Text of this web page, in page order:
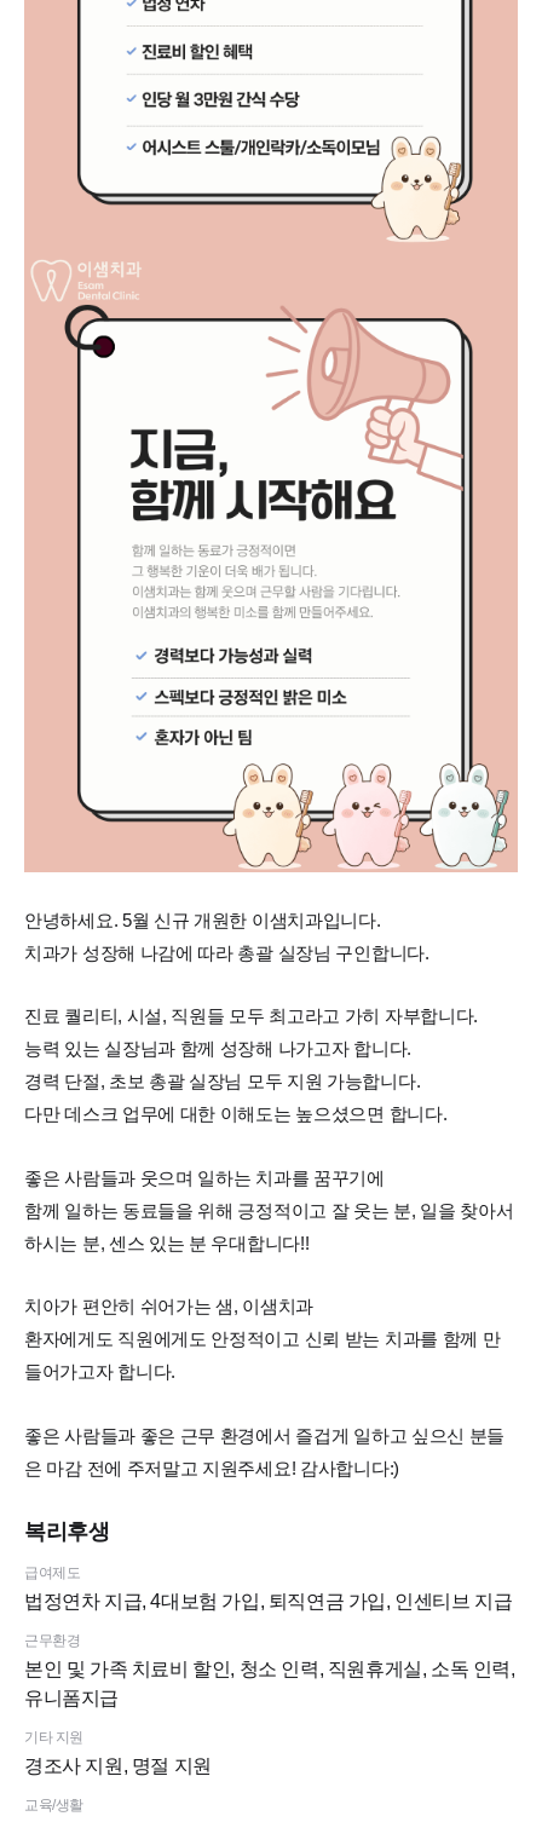
안녕하세요. 5월 신규 개원한 이샘치과입니다.
치과가 성장해 나감에 따라 총괄 실장님 구인합니다.
진료 퀄리티, 시설, 직원들 모두 최고라고 가히 자부합니다.
능력 있는 실장님과 함께 성장해 나가고자 합니다.
경력 단절, 초보 총괄 실장님 모두 지원 가능합니다.
다만 데스크 업무에 대한 이해도는 높으셨으면 합니다.
좋은 사람들과 웃으며 일하는 치과를 꿈꾸기에
함께 일하는 동료들을 위해 긍정적이고 잘 웃는 분, 일을 찾아서
하시는 분, 센스 있는 분 우대합니다!!
치아가 편안히 쉬어가는 샘, 이샘치과
환자에게도 직원에게도 안정적이고 신뢰 받는 치과를 함께 만
들어가고자 합니다.
좋은 사람들과 좋은 근무 환경에서 즐겁게 일하고 싶으신 분들
은 마감 전에 주저말고 지원주세요! 감사합니다:)
복리후생
급여제도
법정연차 지급, 4대보험 가입, 퇴직연금 가입, 인센티브 지급
근무환경
본인 및 가족 치료비 할인, 청소 인력, 직원휴게실, 소독 인력,
유니폼지급
기타 지원
경조사 지원, 명절 지원
교육/생활